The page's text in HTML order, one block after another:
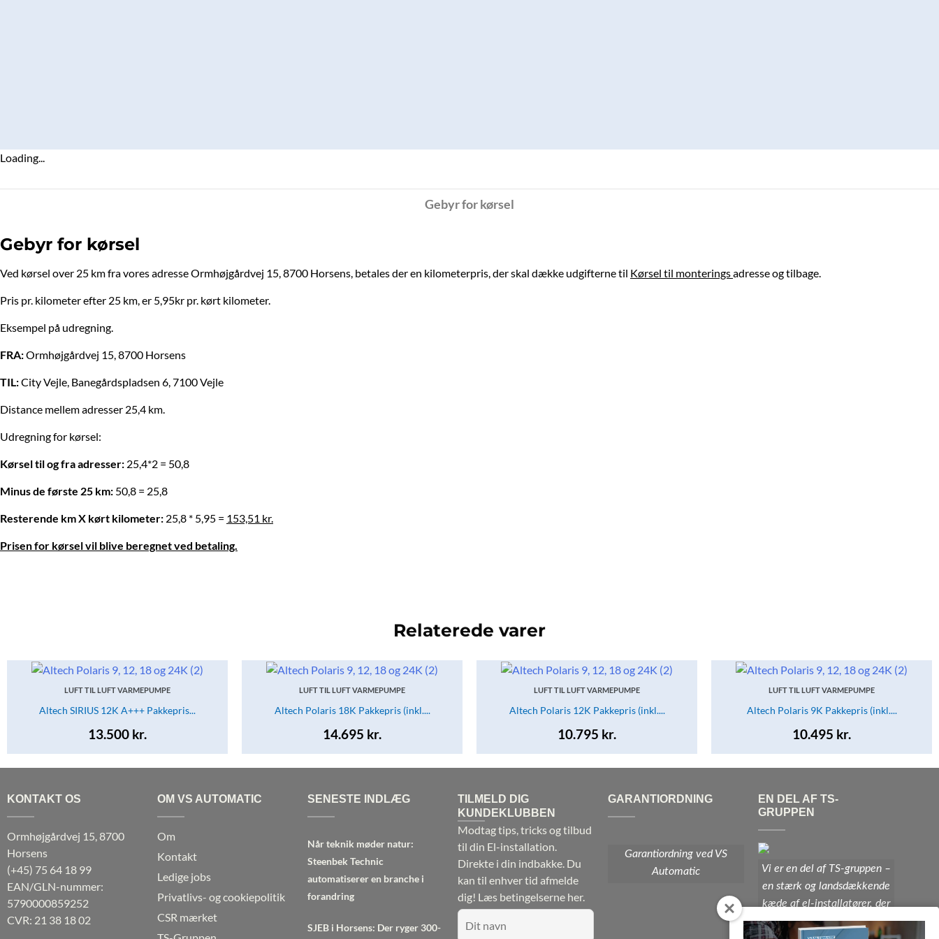
Loading...
Gebyr for kørsel
Gebyr for kørsel
Ved kørsel over 25 km fra vores adresse Ormhøjgårdvej 15, 8700 Horsens, betales der en kilometerpris, der skal dække udgifterne til Kørsel til monteringsadresse og tilbage.
Pris pr. kilometer efter 25 km, er 5,95kr pr. kørt kilometer.
Eksempel på udregning.
FRA:Ormhøjgårdvej 15, 8700 Horsens
TIL:City Vejle, Banegårdspladsen 6, 7100 Vejle
Distance mellem adresser 25,4 km.
Udregning for kørsel:
Kørsel til og fra adresser: 25,4*2 = 50,8
Minus de første 25 km: 50,8 = 25,8
Resterende km X kørt kilometer: 25,8 * 5,95 = 153,51 kr.
Prisen for kørsel vil blive beregnet ved betaling.
Relaterede varer
LUFT TIL LUFT VARMEPUMPE
Altech SIRIUS 12K A+++ Pakkepris...
13.500 kr.
LUFT TIL LUFT VARMEPUMPE
Altech Polaris 18K Pakkepris (inkl....
14.695 kr.
LUFT TIL LUFT VARMEPUMPE
Altech Polaris 12K Pakkepris (inkl....
10.795 kr.
LUFT TIL LUFT VARMEPUMPE
Altech Polaris 9K Pakkepris (inkl....
10.495 kr.
KONTAKT OS
Ormhøjgårdvej 15, 8700
Horsens
(+45) 75 64 18 99
EAN/GLN-nummer:
5790000859252
CVR: 21 38 18 02
OM VS AUTOMATIC
Om
Kontakt
Ledige jobs
Privatlivs- og cookiepolitik
CSR mærket
SENESTE INDLÆG
Når teknik møder natur:
Steenbek Technic
automatiserer en branche i
forandring
SJEB i Horsens: Der ryger 300-
TILMELD DIG
KUNDEKLUBBEN
Modtag tips, tricks og tilbud
til din El-installation.
Direkte i din indbakke. Du
kan til enhver tid afmelde
dig! Læs betingelserne her.
GARANTIORDNING
Garantiordning ved VS
Automatic
EN DEL AF TS-
GRUPPEN
Vi er en del af TS-gruppen –
en stærk og landsdækkende
kæde af el-installatører, der
er opdaterede med den sidste